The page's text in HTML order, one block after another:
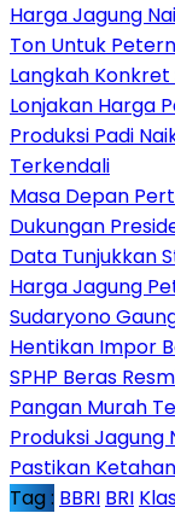
Harga Jagung
Ton Untuk
Langkah
Lonjakan Harga
Produksi Padi
Terkendali
Masa Depan
Dukungan
Data Tunjukkan
Harga Jagung
Sudaryono
Hentikan Impor
SPHP Beras
Pangan Murah
Produksi Jagung
Pastikan
Tag : BBRI BRI